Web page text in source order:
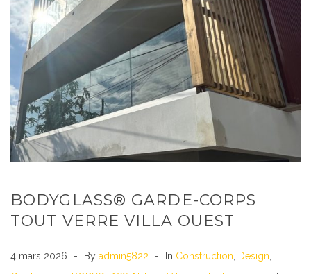
BODYGLASS® GARDE-CORPS
TOUT VERRE VILLA OUEST
4 mars 2026 By admin5822 In Construction, Design,